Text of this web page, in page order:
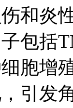
和炎
包括
胞增
引发